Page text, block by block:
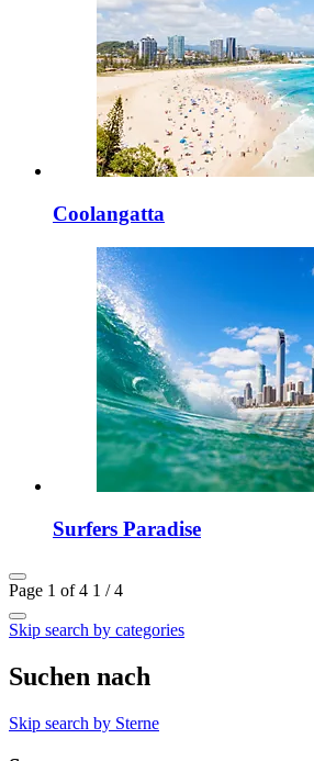
Coolangatta
Surfers Paradise
Page 1 of 4 1 / 4
Skip search by categories
Suchen nach
Skip search by Sterne